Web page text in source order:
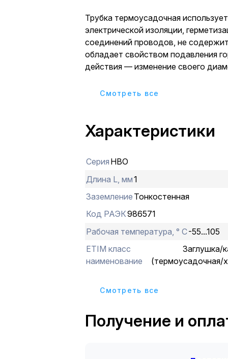
Трубка термоусадочная
электрической изоляции,
соединений проводов, не
обладает свойством подавления
действия — изменение своего диаметра путем
Cмотреть все
Характеристики
Серия НВО
Длина L, мм1
Заземление Тонкостенная
Код РАЭК986571
Рабочая температура, ° С-55...105
ETIM класс
наименование
Заглушка/
(термоусадочная/
Cмотреть все
Получение и